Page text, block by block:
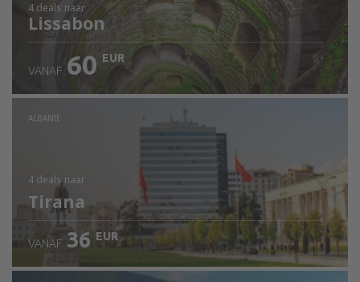
4 deals naar
Lissabon
VANAF 60 EUR
ALBANIË
4 deals naar
Tirana
VANAF 36 EUR